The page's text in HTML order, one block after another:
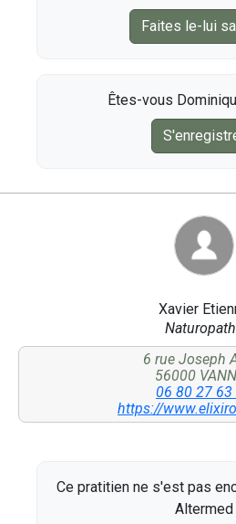
Faites le-lui
Êtes-vous
Xavier
6 rue Joseph
56000
06 80 27 63
https://
Ce pratitien ne s'est pas
Altermed